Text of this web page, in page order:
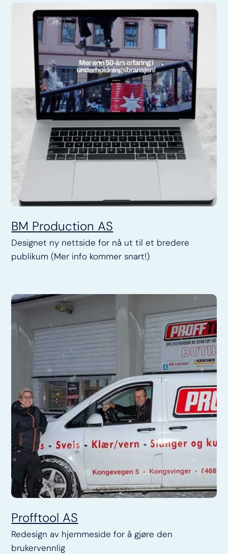
BM Production AS
Designet ny nettside for nå ut til et bredere
publikum (Mer info kommer snart!)
Profftool AS
Redesign av hjemmeside for å gjøre den
brukervennlig